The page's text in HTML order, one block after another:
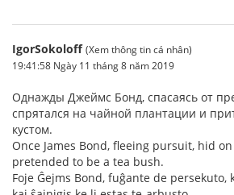
IgorSokoloff (Xem thông tin cá nhân)
19:41:58 Ngày 11 tháng 8 năm 2019
Однажды Джеймс Бонд, спасаясь от
спрятался на чайной плантации и
кустом.
Once James Bond, fleeing pursuit, hid
pretended to be a tea bush.
Foje Ĝejms Bond, fuĝante de